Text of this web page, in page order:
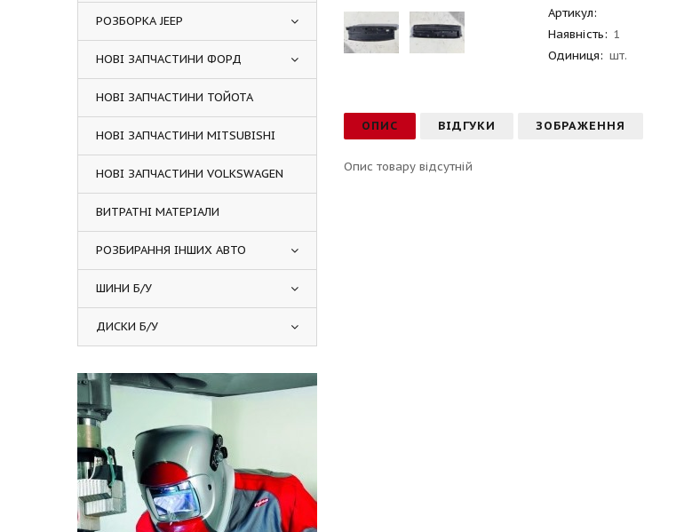
Артикул:
Наявність: 1
Одиниця: шт.
ОПИС ВІДГУКИ ЗОБРАЖЕННЯ
Опис товару відсутній
РОЗБОРКА JEEP
НОВІ ЗАПЧАСТИНИ ФОРД
НОВІ ЗАПЧАСТИНИ ТОЙОТА
НОВІ ЗАПЧАСТИНИ MITSUBISHI
НОВІ ЗАПЧАСТИНИ VOLKSWAGEN
ВИТРАТНІ МАТЕРІАЛИ
РОЗБИРАННЯ ІНШИХ АВТО
ШИНИ Б/У
ДИСКИ Б/У